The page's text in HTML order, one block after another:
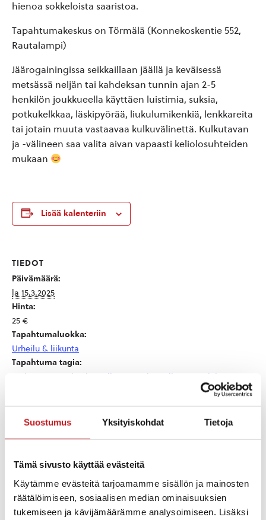
Suostumus Yksityiskohdat Tietoja
Tämä sivusto käyttää evästeitä
Käytämme evästeitä tarjoamamme sisällön ja mainosten
räätälöimiseen, sosiaalisen median ominaisuuksien
tukemiseen ja kävijämäärämme analysoimiseen. Lisäksi
hienoa sokkeloista saaristoa.
Tapahtumakeskus on Törmälä (Konnekoskentie 552,
Rautalampi)
Jäärogainingissa seikkaillaan jäällä ja keväisessä
metsässä neljän tai kahdeksan tunnin ajan 2-5
henkilön joukkueella käyttäen luistimia, suksia,
potkukelkkaa, läskipyörää, liukulumikenkiä, lenkkareita
tai jotain muuta vastaavaa kulkuvälinettä. Kulkutavan
ja -välineen saa valita aivan vapaasti keliolosuhteiden
mukaan
Lisää kalenteriin
TIEDOT
Päivämäärä:
la 15.3.2025
Hinta:
25 €
Tapahtumaluokka:
Urheilu & liikunta
Tapahtuma tagia:
Etelä-Konneveden kansallispuisto
kansallispuisto liikunta
TAPAHTUMAPAIKAT
Etelä-Konneveden